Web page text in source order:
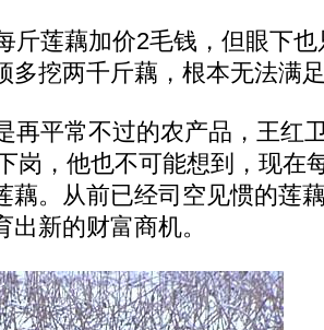
莲藕加价2毛钱，但眼下也
多挖两千斤藕，根本无法满
平常不过的农产品，王红
岗，他也不可能想到，现在
藕。从前已经司空见惯的莲
新的财富商机。